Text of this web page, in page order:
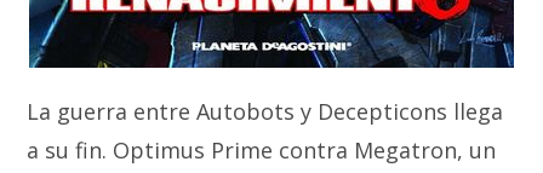
La guerra entre Autobots y Decepticons llega
a su fin. Optimus Prime contra Megatron, un